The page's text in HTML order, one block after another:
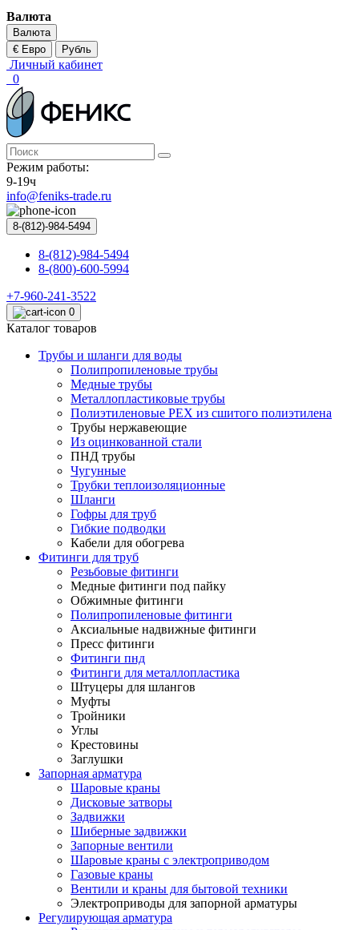
Валюта
Валюта
€ Евро
Рубль
Личный кабинет
0
Режим работы:
9-19ч
info@feniks-trade.ru
8-(812)-984-5494
8-(812)-984-5494
8-(800)-600-5994
+7-960-241-3522
0
Каталог товаров
Трубы и шланги для воды
Полипропиленовые трубы
Медные трубы
Металлопластиковые трубы
Полиэтиленовые PEX из сшитого полиэтилена
Трубы нержавеющие
Из оцинкованной стали
ПНД трубы
Чугунные
Трубки теплоизоляционные
Шланги
Гофры для труб
Гибкие подводки
Кабели для обогрева
Фитинги для труб
Резьбовые фитинги
Медные фитинги под пайку
Обжимные фитинги
Полипропиленовые фитинги
Аксиальные надвижные фитинги
Пресс фитинги
Фитинги пнд
Фитинги для металлопластика
Штуцеры для шлангов
Муфты
Тройники
Углы
Крестовины
Заглушки
Запорная арматура
Шаровые краны
Дисковые затворы
Задвижки
Шиберные задвижки
Запорные вентили
Шаровые краны с электроприводом
Газовые краны
Вентили и краны для бытовой техники
Электроприводы для запорной арматуры
Регулирующая арматура